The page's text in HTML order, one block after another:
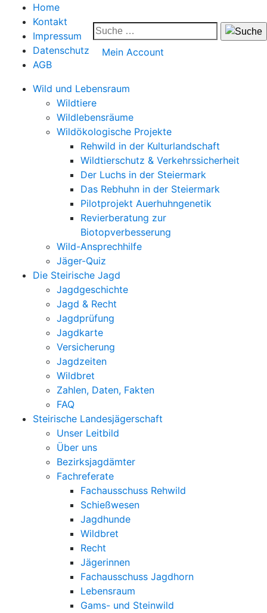
Home
Kontakt
Impressum
Datenschutz
AGB
Mein Account
Wild und Lebensraum
Wildtiere
Wildlebensräume
Wildökologische Projekte
Rehwild in der Kulturlandschaft
Wildtierschutz & Verkehrssicherheit
Der Luchs in der Steiermark
Das Rebhuhn in der Steiermark
Pilotprojekt Auerhuhngenetik
Revierberatung zur
Biotopverbesserung
Wild-Ansprechhilfe
Jäger-Quiz
Die Steirische Jagd
Jagdgeschichte
Jagd & Recht
Jagdprüfung
Jagdkarte
Versicherung
Jagdzeiten
Wildbret
Zahlen, Daten, Fakten
FAQ
Steirische Landesjägerschaft
Unser Leitbild
Über uns
Bezirksjagdämter
Fachreferate
Fachausschuss Rehwild
Schießwesen
Jagdhunde
Wildbret
Recht
Jägerinnen
Fachausschuss Jagdhorn
Lebensraum
Gams- und Steinwild